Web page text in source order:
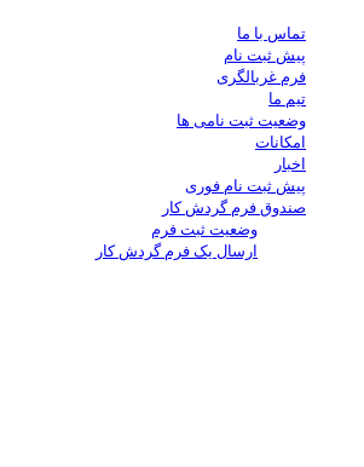
تماس با ما
پیش ثبت نام
فرم غربالگری
تیم ما
وضعیت ثبت نامی ها
امکانات
اخبار
پیش ثبت نام فوری
صندوق فرم گردش کار
وضعیت ثبت فرم
ارسال یک فرم گردش کار